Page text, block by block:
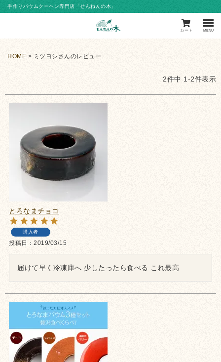
手作りバウムクーヘン専門店「せんねんの木」
カート MENU
HOME ミツヨシさんのレビュー
2件中 1 -2件表示
とろなまチョコ
購入者
投稿日 2019/03/15
届けて早く冷凍庫へ 少したったら食べる これ最高